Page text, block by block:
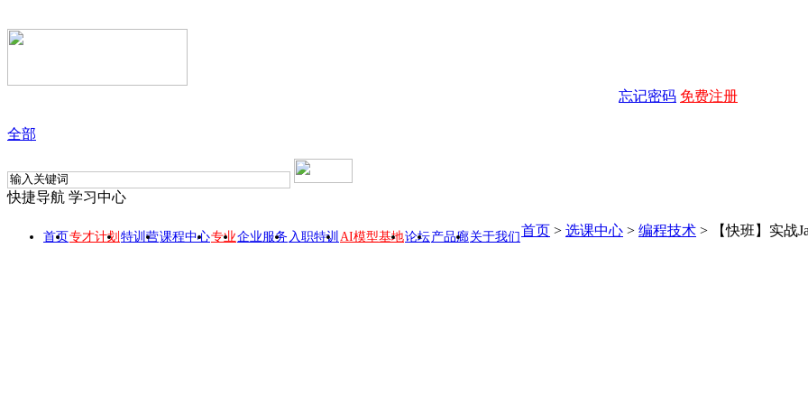
忘记密码 免费注册
全部
快捷导航 学习中心
首页专才计划 特训营课程中心专业企业服务 入职特训 AI模型基地论坛产品廊关于我们首页 > 选课中心 > 编程技术 > 【快班】实战